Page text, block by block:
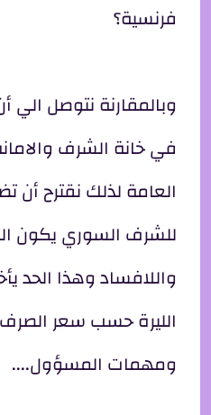
فرنسية؟
وبالمقارنة نتوصل الي
في خانة الشرف
العامة لذلك نقترح أن
للشرف السوري يكون
واللافساد وهذا الحد
الليرة حسب سعر
ومهمات المسؤول....